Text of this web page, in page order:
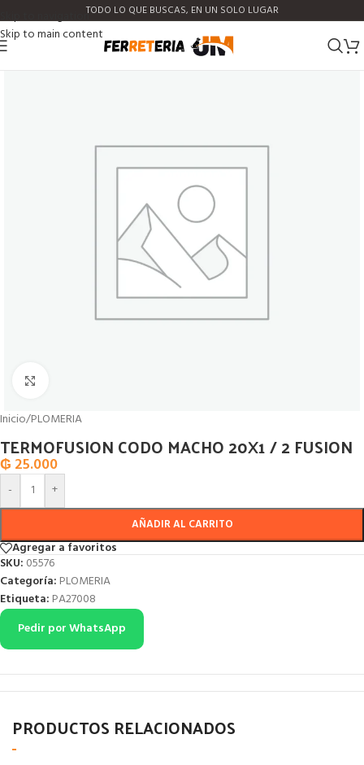
Skip to navigation
Skip to main content
TODO LO QUE BUSCAS, EN UN SOLO LUGAR
Inicio/PLOMERIA
TERMOFUSION CODO MACHO 20X1 / 2 FUSION
₲ 25.000
- +
AÑADIR AL CARRITO
Agregar a favoritos
SKU: 05576
Categoría: PLOMERIA
Etiqueta: PA27008
Pedir por WhatsApp
PRODUCTOS RELACIONADOS